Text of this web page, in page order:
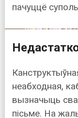
пачуццё
неабходная,
вызначыць
пісьме. На